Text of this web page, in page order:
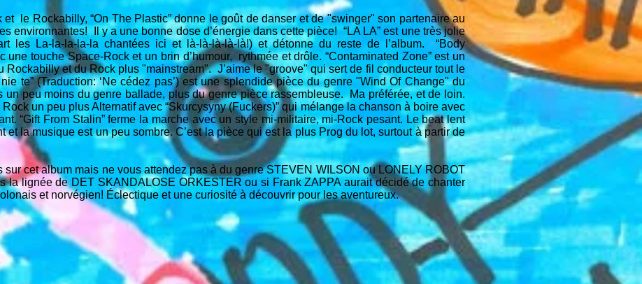
le Rockabilly, “On The Plastic” donne le goût de danser et de "swinger" son partenaire au
environnantes! Il y a une bonne dose d’énergie dans cette pièce! “LA LA” est une très jolie
les La-la-la-la-la chantées ici et là-là-là-là-là!) et détonne du reste de l’album. “Body
une touche Space-Rock et un brin d’humour, rythmée et drôle. “Contaminated Zone” est un
Rockabilly et du Rock plus "mainstream". J’aime le "groove" qui sert de fil conducteur tout le
te” (Traduction: ‘Ne cédez pas’) est une splendide pièce du genre "Wind Of Change" du
un peu moins du genre ballade, plus du genre pièce rassembleuse. Ma préférée, et de loin.
un peu plus Alternatif avec “Skurcysyny (Fuckers)” qui mélange la chanson à boire avec
“Gift From Stalin” ferme la marche avec un style mi-militaire, mi-Rock pesant. Le beat lent
et la musique est un peu sombre. C’est la pièce qui est la plus Prog du lot, surtout à partir de
sur cet album mais ne vous attendez pas à du genre STEVEN WILSON ou LONELY ROBOT
la lignée de DET SKANDALOSE ORKESTER ou si Frank ZAPPA aurait décidé de chanter
et norvégien! Éclectique et une curiosité à découvrir pour les aventureux.